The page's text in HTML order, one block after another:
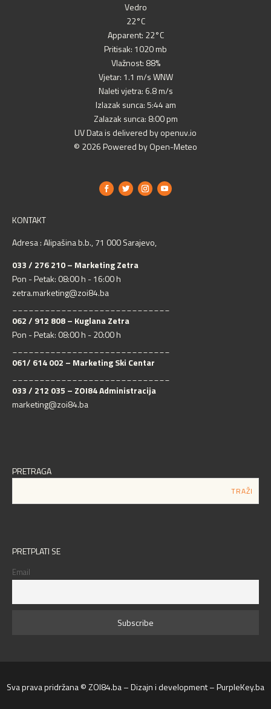
Vedro
22°C
Apparent: 22°C
Pritisak: 1020 mb
Vlažnost: 88%
Vjetar: 1.1 m/s WNW
Naleti vjetra: 6.8 m/s
Izlazak sunca: 5:44 am
Zalazak sunca: 8:00 pm
UV Data is delivered by openuv.io
© 2026 Powered by Open-Meteo
KONTAKT
Adresa : Alipašina b.b., 71 000 Sarajevo,
033 / 276 210 – Marketing Zetra
Pon - Petak: 08:00 h - 16:00 h
zetra.marketing@zoi84.ba
062 / 912 808 – Kuglana Zetra
Pon - Petak: 08:00 h - 20:00 h
061/ 614 002 – Marketing Ski Centar
033 / 212 035 – ZOI84 Administracija
marketing@zoi84.ba
PRETRAGA
PRETPLATI SE
Email
Sva prava pridržana © ZOI84.ba – Dizajn i development – PurpleKey.ba